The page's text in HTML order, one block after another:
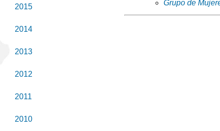
2015
2014
2013
2012
2011
2010
Grupo de